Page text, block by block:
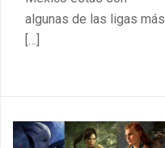
algunas de las ligas más
[…]